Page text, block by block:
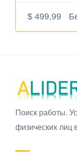
$ 499,99
Поиск работы.
физических лиц